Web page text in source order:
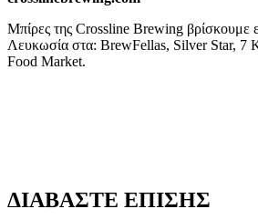
Μπίρες της Crossline Brewing βρίσκουμε
Λευκωσία στα: BrewFellas, Silver Star, 7
Food Market.
ΔΙΑΒΑΣΤΕ ΕΠΙΣΗΣ